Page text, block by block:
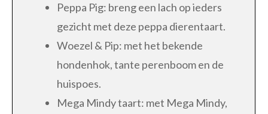
Peppa Pig: breng een lach op ieders
gezicht met deze peppa dierentaart.
Woezel & Pip: met het bekende
hondenhok, tante perenboom en de
huispoes.
Mega Mindy taart: met Mega Mindy,